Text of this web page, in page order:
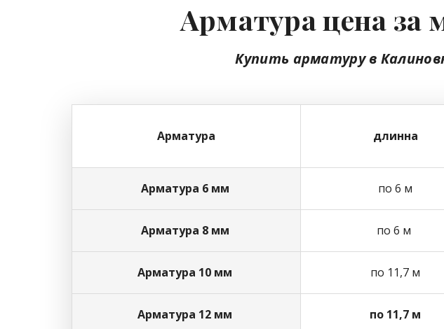
Арматура цена за
Купить арматуру в
Арматура длинна
Арматура 6 мм по 6 м
Арматура 8 мм по 6 м
Арматура 10 мм по 11,7 м
Арматура 12 мм по 11,7 м